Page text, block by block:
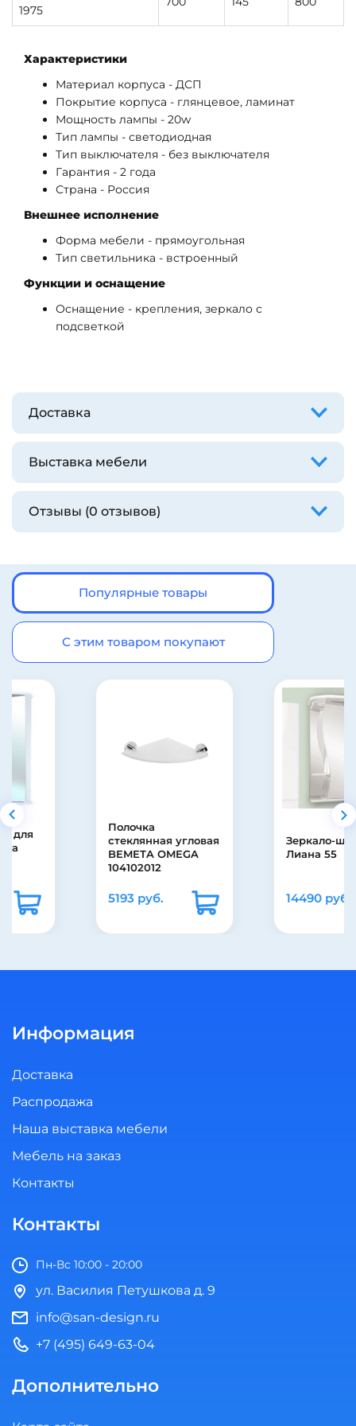
1975
Характеристики
Материал корпуса - ДСП
Покрытие корпуса - глянцевое, ламинат
Мощность лампы - 20w
Тип лампы - светодиодная
Тип выключателя - без выключателя
Гарантия - 2 года
Страна - Россия
Внешнее исполнение
Форма мебели - прямоугольная
Тип светильника - встроенный
Функции и оснащение
Оснащение - крепления, зеркало с
подсветкой
Доставка
Выставка мебели
Отзывы (0 отзывов)
Популярные товары
С этим товаром покупают
стеклянная угловая
BEMETA OMEGA
5193 руб.
Зеркало-шкаф Misty
14490 руб.
Информация
Доставка
Распродажа
Наша выставка мебели
Мебель на заказ
Контакты
Контакты
Пн-Вс 10:00 - 20:00
ул. Василия Петушкова д. 9
info@san-design.ru
+7 (495) 649-63-04
Дополнительно